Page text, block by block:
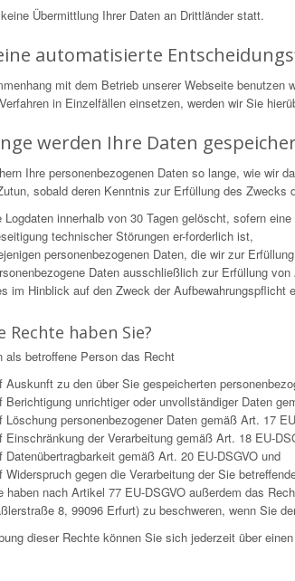
Übermittlung Ihrer Daten an Drittländer statt.
automatisierte
mit dem Betrieb unserer Webseite
in Einzelfällen einsetzen, werden wir Sie
werden Ihre Daten
Ihre personenbezogenen Daten so lange, wie wir
sobald deren Kenntnis zur Erfüllung des
Logdaten innerhalb von 30 Tagen gelöscht, sofern
technischer Störungen er-forderlich ist,
personenbezogenen Daten, die wir zur
Daten ausschließlich zur Erfüllung
im Hinblick auf den Zweck der Aufbewahrungspflicht
Rechte haben Sie?
als betroffene Person das Recht
Auskunft zu den über Sie gespeicherten
Berichtigung unrichtiger oder unvollständiger Daten
Löschung personenbezogener Daten gemäß Art. 17
Einschränkung der Verarbeitung gemäß Art. 18 EU-
Datenübertragbarkeit gemäß Art. 20 EU-DSGVO und
Widerspruch gegen die Verarbeitung der Sie
haben nach Artikel 77 EU-DSGVO außerdem das
8, 99096 Erfurt) zu beschweren, wenn Sie
dieser Rechte können Sie sich jederzeit über